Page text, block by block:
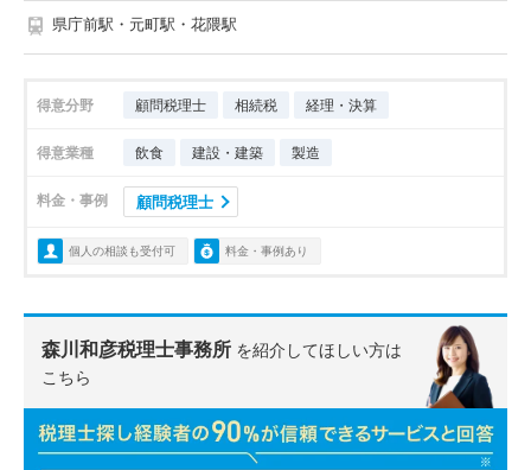
県庁前駅・元町駅・花隈駅
得意分野 顧問税理士 相続税 経理・決算
得意業種 飲食 建設・建築 製造
料金・事例 顧問税理士
個人の相談も受付可 料金・事例あり
森川和彦税理士事務所 を紹介してほしい方は
こちら